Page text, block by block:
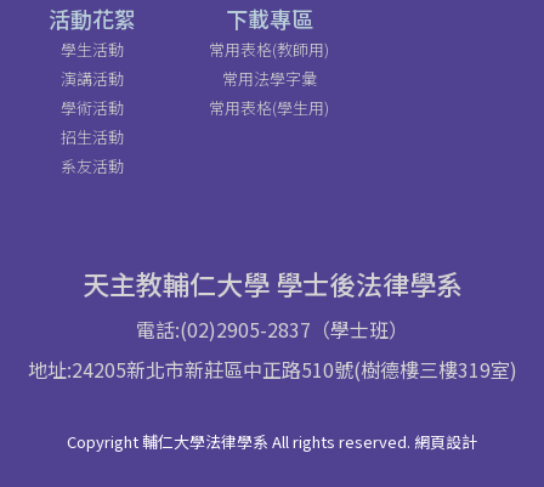
活動花絮
學生活動
演講活動
學術活動
招生活動
系友活動
下載專區
常用表格(教師用)
常用法學字彙
常用表格(學生用)
天主教輔仁大學 學士後法律學系
電話:(02)2905-2837（學士班）
地址:24205新北市新莊區中正路510號(樹德樓三樓319室)
Copyright 輔仁大學法律學系 All rights reserved. 網頁設計